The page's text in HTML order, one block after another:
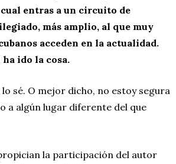
entras a un circuito de
más amplio, al que muy
acceden en la actualidad.
ido la cosa.
sé. O mejor dicho, no estoy segura
a algún lugar diferente del que
la participación del autor